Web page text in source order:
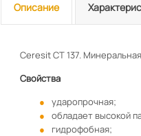
Описание
Ceresit CT 137.
Свойства
ударопрочная;
обладает высокой
гидрофобная;